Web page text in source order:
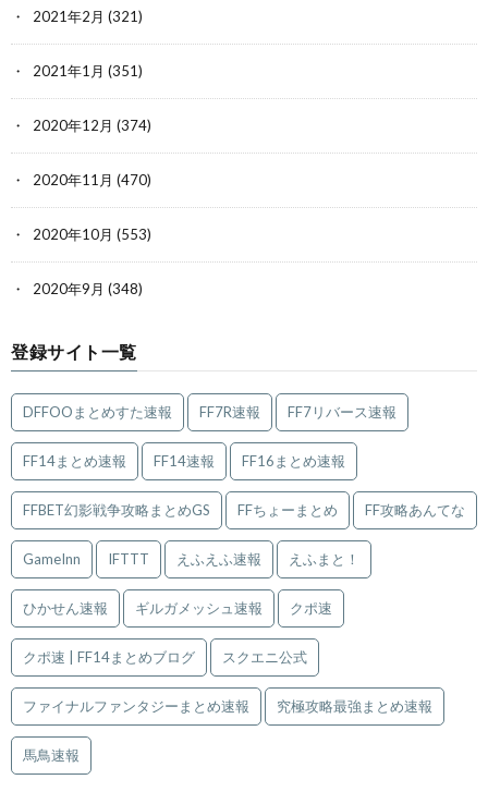
2021年2月 (321)
2021年1月 (351)
2020年12月 (374)
2020年11月 (470)
2020年10月 (553)
2020年9月 (348)
登録サイト一覧
DFFOOまとめすた速報 FF7R速報 FF7リバース速報
FF14まとめ速報 FF14速報 FF16まとめ速報
FFBET幻影戦争攻略まとめGS FFちょーまとめ FF攻略あんてな
GameInn IFTTT えふえふ速報 えふまと！
ひかせん速報 ギルガメッシュ速報 クポ速
クポ速 | FF14まとめブログ スクエニ公式
ファイナルファンタジーまとめ速報 究極攻略最強まとめ速報
馬鳥速報